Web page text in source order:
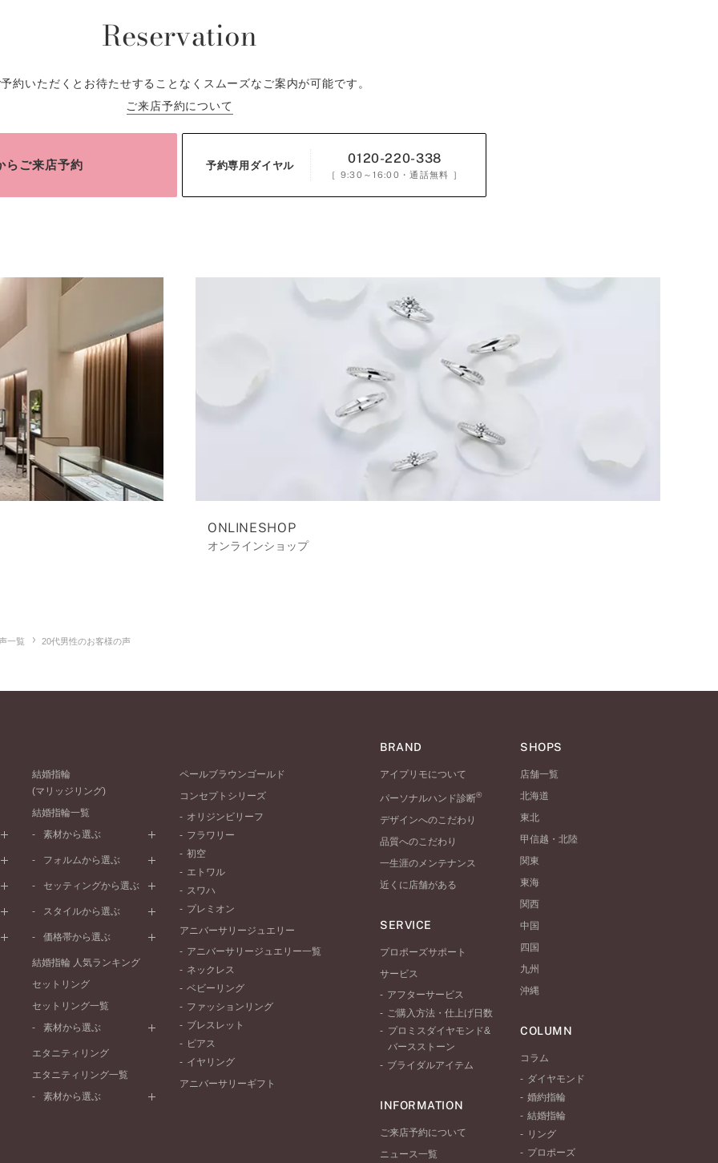
Reservation
約いただくとお待たせすることなくスムーズなご案内が可能です。
ご来店予約について
らご来店予約 予約専用ダイヤル 0120-220-338
［ 9:30～16:00 ・通話無料 ］
ONLINESHOP
オンラインショップ
一覧 20代男性のお客様の声
結婚指輪
(マリッジリング)
結婚指輪一覧
素材から選ぶ
プラチナ
ピンクゴールド
ペールブラウンゴールド
フォルムから選ぶ
ストレートライン
V字ライン
セッティングから選ぶ
プレーン
セベラルメレ
ラインメレ
スタイルから選ぶ
シンプル
モード
エレガント
ゴージャス
価格帯から選ぶ
50万円～
20万円～30万円
10万円～20万円
結婚指輪 人気ランキング
セットリング
セットリング一覧
素材から選ぶ
プラチナ
ペールブラウンゴールド
エタニティリング
エタニティリング一覧
素材から選ぶ
ペールブラウンゴールド
コンセプトシリーズ
オリジンビリーフ
フラワリー
初空
エトワル
スワハ
プレミオン
アニバーサリージュエリー
アニバーサリージュエリー一覧
ネックレス
ベビーリング
ファッションリング
ブレスレット
ピアス
イヤリング
アニバーサリーギフト
BRAND
アイプリモについて
パーソナルハンド診断®
デザインへのこだわり
品質へのこだわり
一生涯のメンテナンス
近くに店舗がある
SERVICE
プロポーズサポート
サービス
アフターサービス
ご購入方法・仕上げ日数
プロミスダイヤモンド&
バースストーン
ブライダルアイテム
INFORMATION
ご来店予約について
ニュース一覧
SHOPS
店舗一覧
北海道
東北
甲信越・北陸
関東
東海
関西
中国
四国
九州
沖縄
COLUMN
コラム
ダイヤモンド
婚約指輪
結婚指輪
リング
プロポーズ